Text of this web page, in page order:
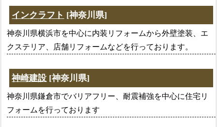
インクラフト [神奈川県]
神奈川県横浜市を中心に内装リフォームから外壁塗装、エ
クステリア、店舗リフォームなどを行っております。
神崎建設 [神奈川県]
神奈川県鎌倉市でバリアフリー、耐震補強を中心に住宅リ
フォームを行っております